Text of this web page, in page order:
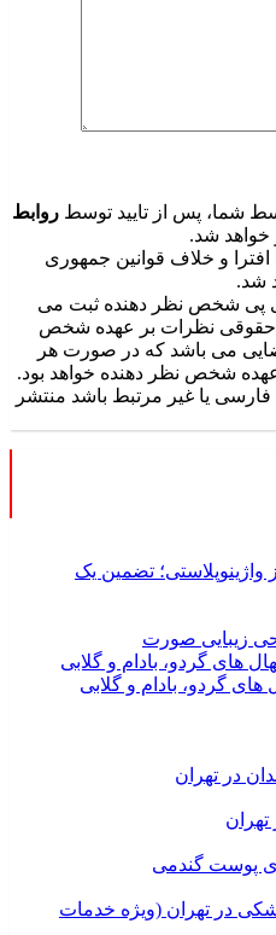
شما، پس از تایید توسط روابط
خواهد شد.
و خلاف قوانین جمهوری
شد.
پی شخص نظر دهنده ثبت می
حقوقی نظرات بر عهده شخص
می باشد که در صورت هر
شخص نظر دهنده خواهد بود.
فارسی یا غیر مرتبط باشد منتشر
واژینوپلاستی؛ تضمین یک
زیبایی صورت
گردو، بادام و گلابی
در تهران
پوست گندمی
در تهران (ویژه خدمات